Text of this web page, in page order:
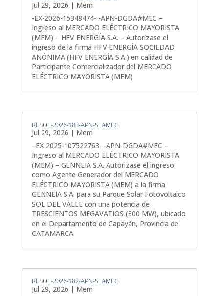
Jul 29, 2026 | Mem
-EX-2026-15348474- -APN-DGDA#MEC –
Ingreso al MERCADO ELÉCTRICO MAYORISTA
(MEM) – HFV ENERGÍA S.A. – Autorízase el
ingreso de la firma HFV ENERGÍA SOCIEDAD
ANÓNIMA (HFV ENERGÍA S.A.) en calidad de
Participante Comercializador del MERCADO
ELÉCTRICO MAYORISTA (MEM)
RESOL-2026-183-APN-SE#MEC
Jul 29, 2026 | Mem
–EX-2025-107522763- -APN-DGDA#MEC –
Ingreso al MERCADO ELÉCTRICO MAYORISTA
(MEM) – GENNEIA S.A. Autorizase el ingreso
como Agente Generador del MERCADO
ELÉCTRICO MAYORISTA (MEM) a la firma
GENNEIA S.A. para su Parque Solar Fotovoltaico
SOL DEL VALLE con una potencia de
TRESCIENTOS MEGAVATIOS (300 MW), ubicado
en el Departamento de Capayán, Provincia de
CATAMARCA
RESOL-2026-182-APN-SE#MEC
Jul 29, 2026 | Mem